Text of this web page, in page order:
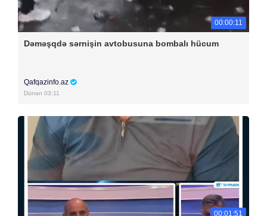
00:00:11
Dəməşqdə sərnişin avtobusuna bombalı hücum
Qafqazinfo.az
Dünən 03:11
00:01:51